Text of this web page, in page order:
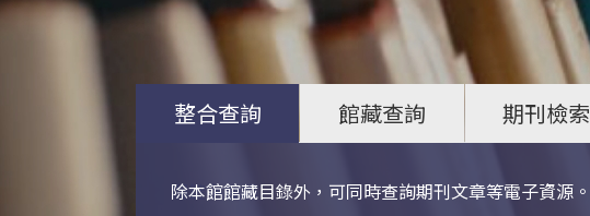
整合查詢 館藏查詢 期刊檢索
除本館館藏目錄外，可同時查詢期刊文章等電子資源。
關鍵字搜尋